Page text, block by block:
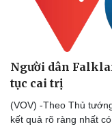
Bóng đá
Lịch thi đấu bóng đá
Người dân
tục cai trị
(VOV) -Theo Thủ
kết quả rõ ràng nhất